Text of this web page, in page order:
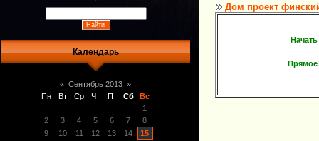
Календарь
« Сентябрь 2013 »
Пн
Вт Ср Чт Пт Сб
Вс
1
2
3 4 5 6 7
8
9
10 11 12 13 14
15
Дом проект